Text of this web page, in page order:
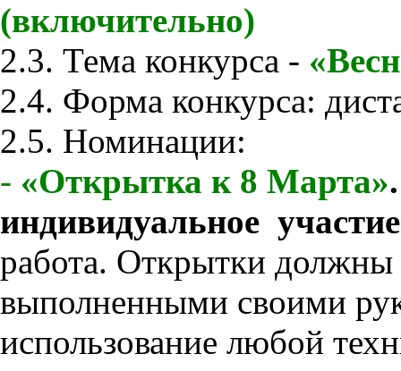
(включительно)
2.3. Тема конкурса -
2.4. Форма конкурса:
2.5. Номинации:
- «Открытка к 8 Марта»
индивидуальное
работа. Открытки
выполненными своими
использование любой